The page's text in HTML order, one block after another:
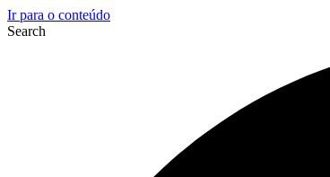
Ir para o conteúdo
Search